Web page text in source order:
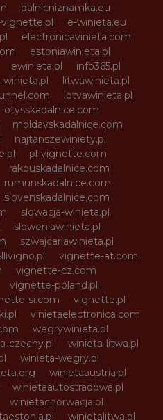
dalnicniznamka.eu
vignette.pl
e-winieta.eu
electronicavinieta.com
estoniawinieta.pl
ewinieta.pl
info365.pl
winieta.pl
litwawinieta.pl
lotvawinieta.pl
lotysskadalnice.com
moldavskadalnice.com
najtanszewiniety.pl
pl-vignette.com
rakouskadalnice.com
rumunskadalnice.com
slovenskadalnice.com
slowacja-winieta.pl
sloweniawinieta.pl
szwajcariawinieta.pl
vignette-at.com
vignette-cz.com
vignette-poland.pl
si.com
vignette.pl
vinietaelectronica.com
wegrywinieta.pl
czechy.pl
winieta-litwa.pl
winieta-wegry.pl
winietaaustria.pl
winietaautostradowa.pl
winietachorwacja.pl
winietalitwa.pl